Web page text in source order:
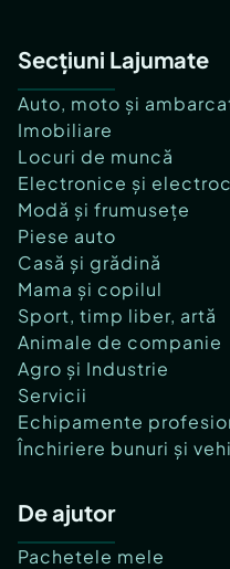
Secțiuni Lajumate
Auto, moto și
Imobiliare
Locuri de muncă
Electronice și
Modă și frumusețe
Piese auto
Casă și grădină
Mama și copilul
Sport, timp liber, artă
Animale de companie
Agro și Industrie
Servicii
Echipamente
Închiriere bunuri și
De ajutor
Pachetele mele